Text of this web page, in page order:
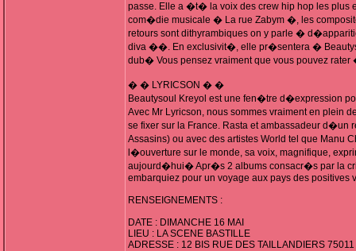
passe. Elle a �t� la voix des crew hip hop les
com�die musicale � La rue Zabym �, les
retours sont dithyrambiques on y parle �
diva ��. En exclusivit�, elle pr�sentera �
dub� Vous pensez vraiment que vous pouvez rater
� � LYRICSON � �
Beautysoul Kreyol est une fen�tre d�expression
Avec Mr Lyricson, nous sommes vraiment en
se fixer sur la France. Rasta et ambassadeur
Assasins) ou avec des artistes World tel que
l�ouverture sur le monde, sa voix, magnifique,
aujourd�hui� Apr�s 2 albums consacr�s par la
embarquiez pour un voyage aux pays des positives
RENSEIGNEMENTS :
DATE : DIMANCHE 16 MAI
LIEU : LA SCENE BASTILLE
ADRESSE : 12 BIS RUE DES TAILLANDIERS 75011